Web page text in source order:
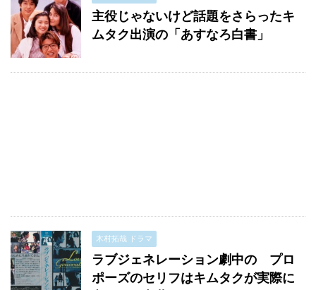
主役じゃないけど話題をさらったキ
ムタク出演の「あすなろ白書」
木村拓哉 ドラマ
ラブジェネレーション劇中の プロ
ポーズのセリフはキムタクが実際に